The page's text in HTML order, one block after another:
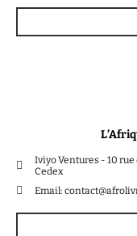
Iviyo Ventures - 10
Cedex
Email: